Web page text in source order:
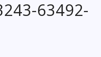
63492-